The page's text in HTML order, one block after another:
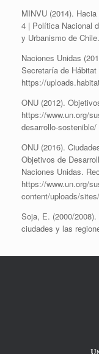
MINVU (2014).
4 | Política Nacional
y Urbanismo de Chile.
Naciones Unidas
Secretaría de
https://
ONU (2012).
https://www.un.org/
desarrollo-sostenible/
ONU (2016).
Objetivos de
Naciones Unidas.
https://www.un.org/
content/uploads/
Soja, E. (2000/
ciudades y las